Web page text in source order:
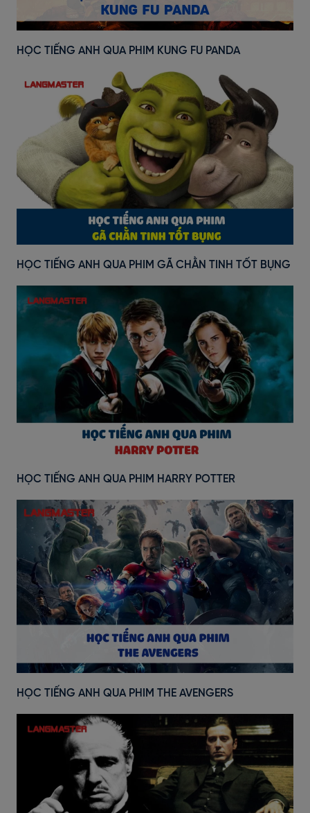
HỌC TIẾNG ANH QUA PHIM KUNG FU PANDA
HỌC TIẾNG ANH QUA PHIM GÃ CHẰN TINH TỐT BỤNG
HỌC TIẾNG ANH QUA PHIM HARRY POTTER
HỌC TIẾNG ANH QUA PHIM THE AVENGERS